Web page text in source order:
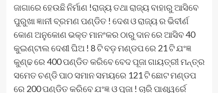
ଜାଗାରେ ହେଉଛି ନିର୍ମାଣ !ରାଜ୍ୟ ତଥା ରାଜ୍ୟ ବାହାରୁ ଆସିବେ
ପୁରୁଖା ଜ୍ଞାନୀ ବ୍ରମଣ ପଣ୍ଡିତ ! ଦେଶ ଓ ରାଜ୍ୟ ର ଭିବୀର୍ଣ
କୋଣ ଅନୁକୋଣ ଭକ୍ତ ମାନଂକର ଠାରୁ ଦାନ ରେ ଆସିବ 40
କୁଇଣ୍ଟାଲ ଦେଶୀ ଘିଅ ! 8 ଟି ବଡ଼ ମଣ୍ଡପ ରେ 21 ଟି ଯଂଜ୍ଞ
କୁଣ୍ଢ ରେ 400 ପଣ୍ଡିତ କରିବେ ବେଦ ପୂଜା ଗାୟତ୍ରୀ ମନ୍ତ୍ର
ସମେତ ଚଣ୍ଡି ପାଠ ସମାନ ସମୟରେ 121 ଟି ଛୋଟ ମଣ୍ଡପ
ରେ 200 ପଣ୍ଡିତ କରିବେ ଯଂଜ୍ଞ ଓ ପୂଜା ! ଚାରି ପାଶ୍ୱର୍ରେ